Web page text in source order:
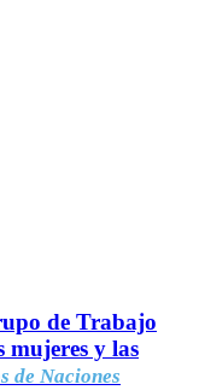
de Trabajo
mujeres y las
de Naciones